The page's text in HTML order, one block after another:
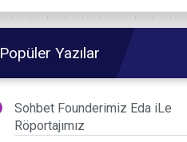
Popüler Yazılar
Sohbet Founderimiz Eda iLe
Röportajımız